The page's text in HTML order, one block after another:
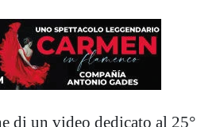
di un video dedicato al 25°